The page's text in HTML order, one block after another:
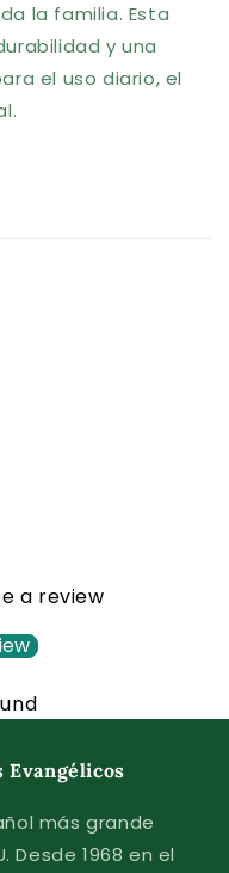
la familia. Esta
y una
el uso diario, el
a review
Evangélicos
más grande
Desde 1968 en el